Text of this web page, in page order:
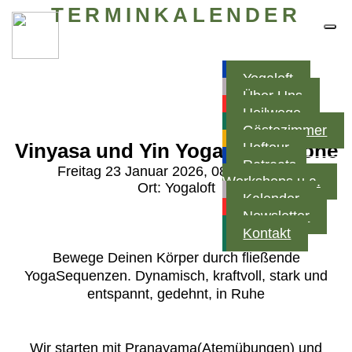
Yogaloft
Über Uns
Heilwege
Gästezimmer
Hoftour
Retreats,
Workshops u.a.
Kalender
Newsletter
Kontakt
TERMINKALENDER
Vinyasa und Yin Yoga mit Simone
Freitag 23 Januar 2026, 08:30 - 10:00
Ort: Yogaloft
Bewege Deinen Körper durch fließende
YogaSequenzen. Dynamisch, kraftvoll, stark und
entspannt, gedehnt, in Ruhe
Wir starten mit Pranayama(Atemübungen) und